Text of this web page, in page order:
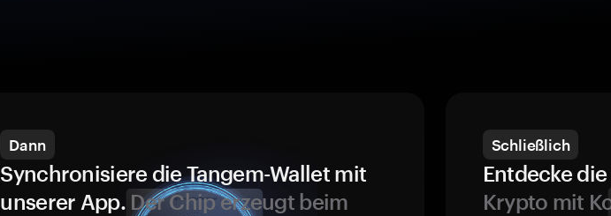
Dann
Synchronisiere die Tangem-Wallet mit
unserer App.Der Chip erzeugt beim
Schließlich
Entdecke
Krypto mit